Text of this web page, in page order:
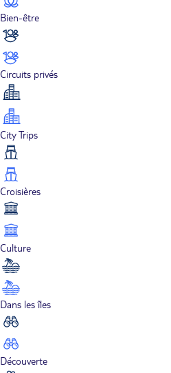
Bien-être
Circuits privés
City Trips
Croisières
Culture
Dans les îles
Découverte